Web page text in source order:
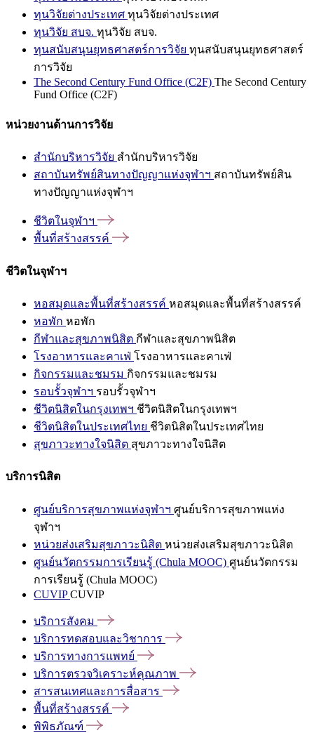
ทุนวิจัยต่างประเทศ ทุนวิจัยต่างประเทศ
ทุนวิจัย สบจ. ทุนวิจัย สบจ.
ทุนสนับสนุนยุทธศาสตร์การวิจัย ทุนสนับสนุนยุทธศาสตร์
การวิจัย
The Second Century Fund Office (C2F) The Second Century
Fund Office (C2F)
หน่วยงานด้านการวิจัย
สำนักบริหารวิจัย สำนักบริหารวิจัย
สถาบันทรัพย์สินทางปัญญาแห่งจุฬาฯ สถาบันทรัพย์สิน
ทางปัญญาแห่งจุฬาฯ
ชีวิตในจุฬาฯ
พื้นที่สร้างสรรค์
ชีวิตในจุฬาฯ
หอสมุดและพื้นที่สร้างสรรค์ หอสมุดและพื้นที่สร้างสรรค์
หอพัก หอพัก
กีฬาและสุขภาพนิสิต กีฬาและสุขภาพนิสิต
โรงอาหารและคาเฟ่ โรงอาหารและคาเฟ่
กิจกรรมและชมรม กิจกรรมและชมรม
รอบรั้วจุฬาฯ รอบรั้วจุฬาฯ
ชีวิตนิสิตในกรุงเทพฯ ชีวิตนิสิตในกรุงเทพฯ
ชีวิตนิสิตในประเทศไทย ชีวิตนิสิตในประเทศไทย
สุขภาวะทางใจนิสิต สุขภาวะทางใจนิสิต
บริการนิสิต
ศูนย์บริการสุขภาพแห่งจุฬาฯ ศูนย์บริการสุขภาพแห่ง
จุฬาฯ
หน่วยส่งเสริมสุขภาวะนิสิต หน่วยส่งเสริมสุขภาวะนิสิต
ศูนย์นวัตกรรมการเรียนรู้ (Chula MOOC) ศูนย์นวัตกรรม
การเรียนรู้ (Chula MOOC)
CUVIPCUVIP
บริการสังคม
บริการทดสอบและวิชาการ
บริการทางการแพทย์
บริการตรวจวิเคราะห์คุณภาพ
สารสนเทศและการสื่อสาร
พื้นที่สร้างสรรค์
พิพิธภัณฑ์